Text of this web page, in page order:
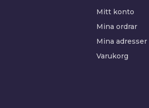
Mitt konto
Mina ordrar
Mina adresser
Varukorg